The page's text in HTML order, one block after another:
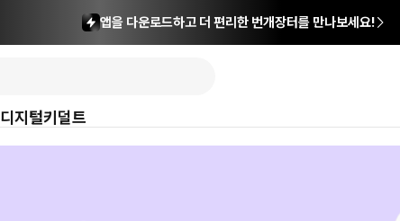
앱을 다운로드하고 더 편리한 번개장터를 만나보세요!
디지털키덜트